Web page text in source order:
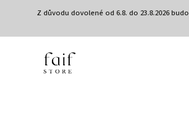
Z důvodu dovolené od 6.8. do 23.8.2026